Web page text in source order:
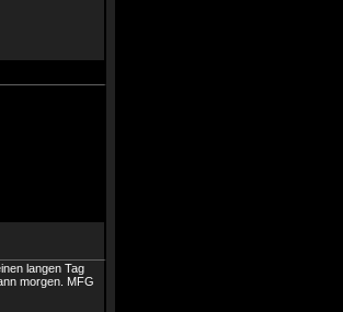
langen Tag
morgen. MFG